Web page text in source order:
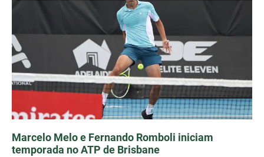
Marcelo Melo e Fernando Romboli iniciam
temporada no ATP de Brisbane